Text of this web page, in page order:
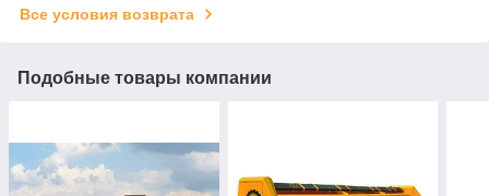
Все условия возврата
Подобные товары компании